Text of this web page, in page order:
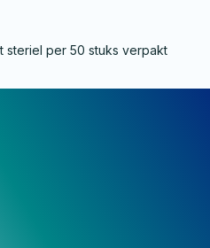
steriel per 50 stuks verpakt